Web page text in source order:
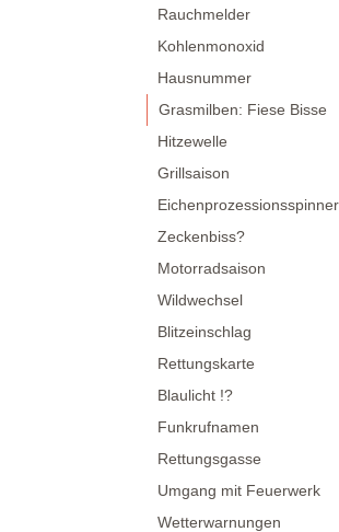
Rauchmelder
Kohlenmonoxid
Hausnummer
Grasmilben: Fiese Bisse
Hitzewelle
Grillsaison
Eichenprozessionsspinner
Zeckenbiss?
Motorradsaison
Wildwechsel
Blitzeinschlag
Rettungskarte
Blaulicht !?
Funkrufnamen
Rettungsgasse
Umgang mit Feuerwerk
Wetterwarnungen